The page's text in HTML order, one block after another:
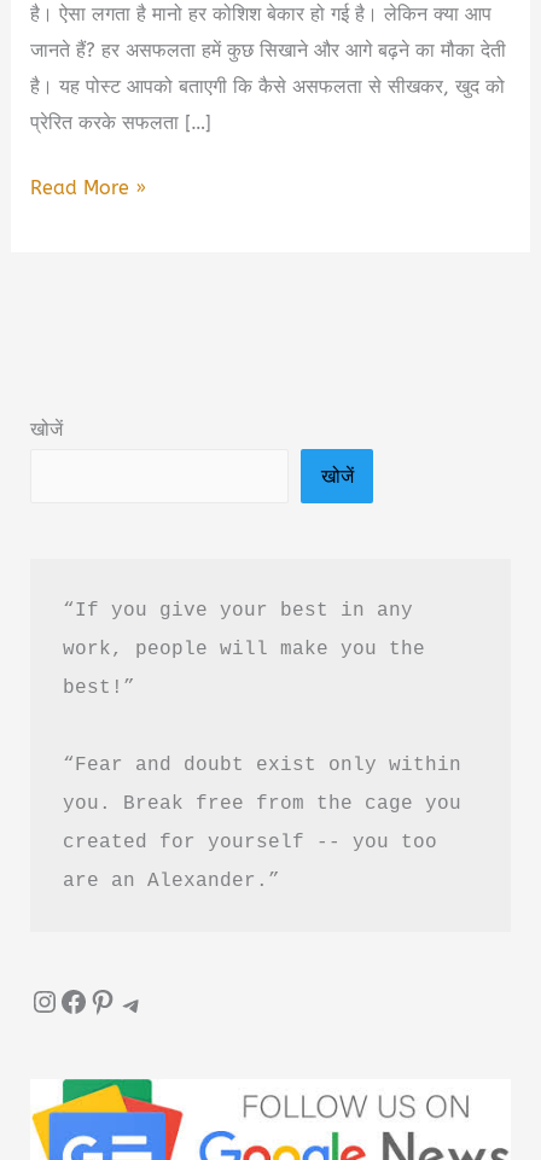
है। ऐसा लगता है मानो हर कोशिश बेकार हो गई है। लेकिन क्या आप
जानते हैं? हर असफलता हमें कुछ सिखाने और आगे बढ़ने का मौका देती
है। यह पोस्ट आपको बताएगी कि कैसे असफलता से सीखकर, खुद को
प्रेरित करके सफलता […]
जीवन
सफर:
Read More »
खोजें
खोजें
“If you give your best in any
work, people will make you the
best!”
“Fear and doubt exist only within
you. Break free from the cage you
created for yourself -- you too
are an Alexander.”
InstagramFacebook Pinterest Telegram